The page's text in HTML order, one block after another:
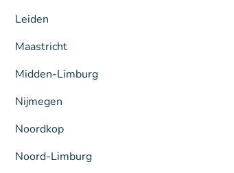
Leiden
Maastricht
Midden-Limburg
Nijmegen
Noordkop
Noord-Limburg